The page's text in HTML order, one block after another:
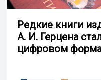
Редкие книги
А. И. Герцена
цифровом